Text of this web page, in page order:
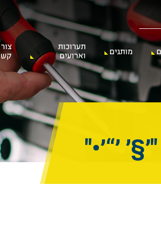
מותגים
תערוכות
וארועים
צור
"׳§׳ ׳“׳•"